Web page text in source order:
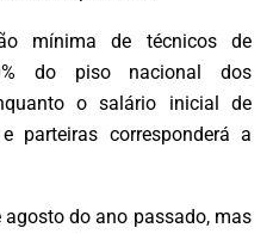
mínima de técnicos de
do piso nacional dos
o salário inicial de
parteiras corresponderá a
do ano passado, mas